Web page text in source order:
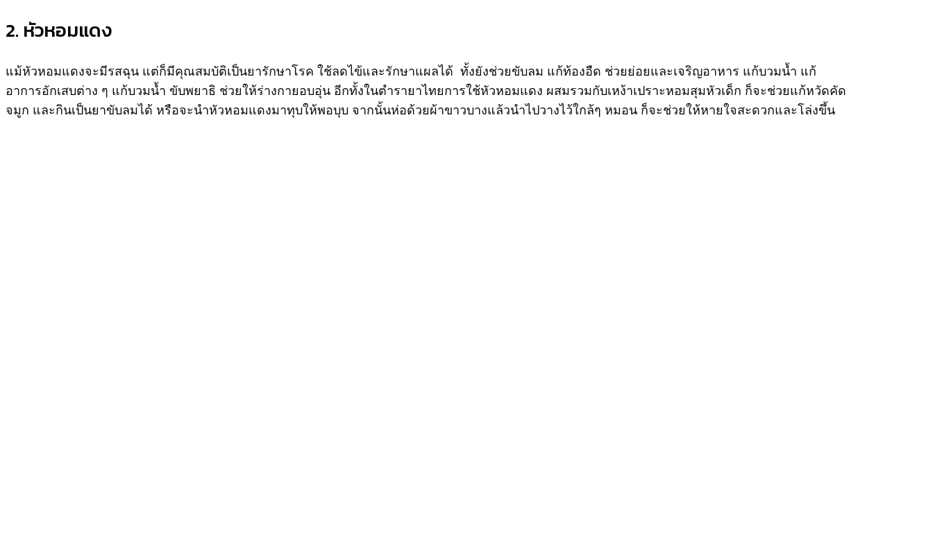
2. หัวหอมแดง
แม้หัวหอมแดงจะมีรสฉุน แต่ก็มีคุณสมบัติเป็นยารักษาโรค ใช้ลดไข้และรักษาแผลได้ ทั้งยังช่วยขับลม แก้ท้องอืด ช่วยย่อยและเจริญอาหาร แก้บวมน้ำ แก้
อาการอักเสบต่าง ๆ แก้บวมน้ำ ขับพยาธิ ช่วยให้ร่างกายอบอุ่น อีกทั้งในตำรายาไทยการใช้หัวหอมแดง ผสมรวมกับเหง้าเปราะหอมสุมหัวเด็ก ก็จะช่วยแก้หวัดคัด
จมูก และกินเป็นยาขับลมได้ หรือจะนำหัวหอมแดงมาทุบให้พอบุบ จากนั้นห่อด้วยผ้าขาวบางแล้วนำไปวางไว้ใกล้ๆ หมอน ก็จะช่วยให้หายใจสะดวกและโล่งขึ้น